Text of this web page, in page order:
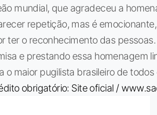
mundial, que agradeceu a
repetição, mas é
ter o reconhecimento das
e prestando essa homenagem
o maior pugilista brasileiro de
obrigatório: Site oficial /